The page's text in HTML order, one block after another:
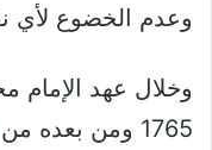
وعدم الخضوع لأي
وخلال عهد
1765 ومن